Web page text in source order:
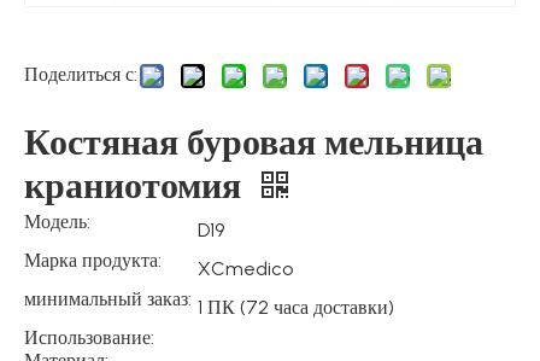
Поделиться с:
Костяная буровая мельница
краниотомия
Модель:
D19
Марка продукта:
XCmedico
минимальный заказ: 1 ПК (72 часа доставки)
Использование: